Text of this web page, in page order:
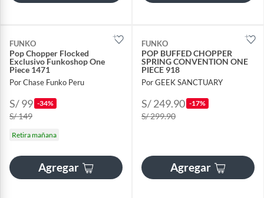
FUNKO
Pop Chopper Flocked
Exclusivo Funkoshop One
Piece 1471
Por Chase Funko Peru
S/ 99 -34%
S/ 149
Retira mañana
Agregar
FUNKO
POP BUFFED CHOPPER
SPRING CONVENTION ONE
PIECE 918
Por GEEK SANCTUARY
S/ 249.90 -17%
S/ 299.90
Agregar